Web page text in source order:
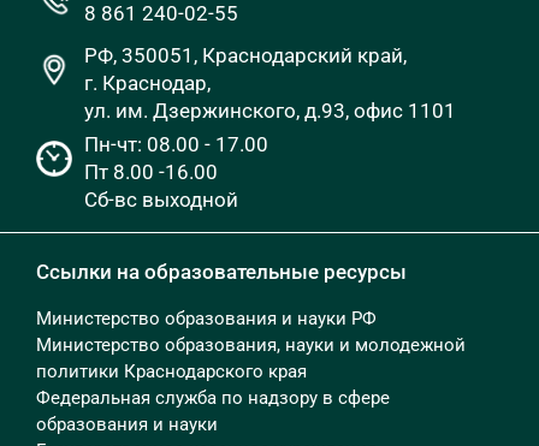
8 861 240-02-55
РФ, 350051, Краснодарский край,
г. Краснодар,
ул. им. Дзержинского, д.93, офис 1101
Пн-чт: 08.00 - 17.00
Пт 8.00 -16.00
Сб-вс выходной
Ссылки на образовательные ресурсы
Министерство образования и науки РФ
Министерство образования, науки и молодежной
политики Краснодарского края
Федеральная служба по надзору в сфере
образования и науки